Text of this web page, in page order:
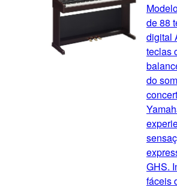
de 88
digital
teclas
do
GHS.
fáceis